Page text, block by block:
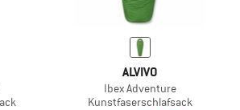
ALVIVO
Ibex Adventure
Kunstfaserschlafsack